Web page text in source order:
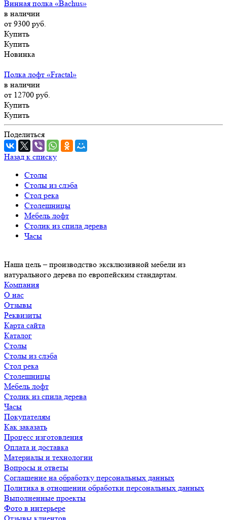
Винная полка «Bachus»
в наличии
от 9300 руб.
Купить
Купить
Новинка
Полка лофт «Fractal»
в наличии
от 12700 руб.
Купить
Купить
Поделиться
Назад к списку
Столы
Столы из слэба
Стол река
Столешницы
Мебель лофт
Столик из спила дерева
Часы
Наша цель – производство эксклюзивной мебели из
натурального дерева по европейским стандартам.
Компания
О нас
Отзывы
Реквизиты
Карта сайта
Каталог
Столы
Столы из слэба
Стол река
Столешницы
Мебель лофт
Столик из спила дерева
Часы
Покупателям
Как заказать
Процесс изготовления
Оплата и доставка
Материалы и технологии
Вопросы и ответы
Соглашение на обработку персональных данных
Политика в отношении обработки персональных данных
Выполненные проекты
Фото в интерьере